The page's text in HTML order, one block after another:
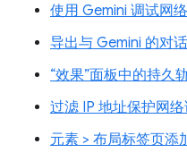
使用 Gemini 调试网
导出与 Gemini 的对话
“效果”面板中的持久
过滤 IP 地址保护网
元素 > 布局标签页添